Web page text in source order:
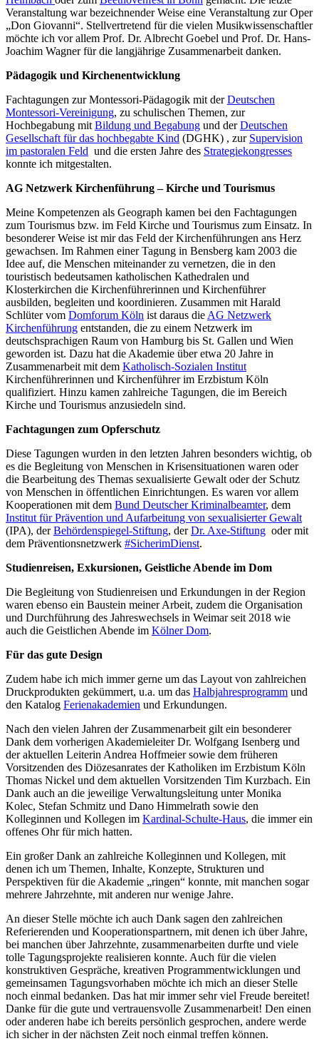
Veranstaltung war bezeichnender Weise eine Veranstaltung zur Oper
„Don Giovanni“. Stellvertretend für die vielen Musikwissenschaftler
möchte ich vor allem Prof. Dr. Albrecht Goebel und Prof. Dr. Hans-
Joachim Wagner für die langjährige Zusammenarbeit danken.
Pädagogik und Kirchenentwicklung
Fachtagungen zur Montessori-Pädagogik mit derDeutschen
Montessori-Vereinigung, zu schulischen Themen, zur
Hochbegabung mitBildung und Begabung und derDeutschen
Gesellschaft für das hochbegabte Kind (DGHK) , zur Supervision
im pastoralen Feld und die ersten Jahre des Strategiekongresses
konnte ich mitgestalten.
AG Netzwerk Kirchenführung – Kirche und Tourismus
Meine Kompetenzen als Geograph kamen bei den Fachtagungen
zum Tourismus bzw. im Feld Kirche und Tourismus zum Einsatz. In
besonderer Weise ist mir das Feld der Kirchenführungen ans Herz
gewachsen. Im Rahmen einer Tagung in Bensberg kam 2003 die
Idee auf, die Menschen miteinander zu vernetzen, die in den
touristisch bedeutsamen katholischen Kathedralen und
Klosterkirchen die Kirchenführerinnen und Kirchenführer
ausbilden, begleiten und koordinieren. Zusammen mit Harald
Schlüter vom Domforum Köln ist daraus dieAG Netzwerk
Kirchenführung entstanden, die zu einem Netzwerk im
deutschsprachigen Raum von Hamburg bis St. Gallen und Wien
geworden ist. Dazu hat die Akademie über etwa 20 Jahre in
Zusammenarbeit mit dem Katholisch-Sozialen Institut
Kirchenführerinnen und Kirchenführer im Erzbistum Köln
qualifiziert. Hinzu kamen zahlreiche Tagungen, die im Bereich
Kirche und Tourismus anzusiedeln sind.
Fachtagungen zum Opferschutz
Diese Tagungen wurden in den letzten Jahren besonders wichtig, ob
es die Begleitung von Menschen in Krisensituationen waren oder
die Bearbeitung des Themas sexualisierte Gewalt oder der Schutz
von Menschen in öffentlichen Einrichtungen. Es waren vor allem
Kooperationen mit dem Bund Deutscher Kriminalbeamter, dem
Institut für Prävention und Aufarbeitung von sexualisierter Gewalt
(IPA), derBehördenspiegel-Stiftung, derDr. Axe-Stiftung oder mit
dem Präventionsnetzwerk #SicherimDienst.
Studienreisen, Exkursionen, Geistliche Abende im Dom
Die Begleitung von Studienreisen und Erkundungen in der Region
waren ebenso ein Baustein meiner Arbeit, zudem die Organisation
und Durchführung des Jahreswechsels in Weimar seit 2018 wie
auch die Geistlichen Abende im Kölner Dom.
Für das gute Design
Zudem habe ich mich immer gerne um das Layout von zahlreichen
Druckprodukten gekümmert, u.a. um das Halbjahresprogramm und
den Katalog Ferienakademien und Erkundungen.
Nach den vielen Jahren der Zusammenarbeit gilt ein besonderer
Dank dem vorherigen Akademieleiter Dr. Wolfgang Isenberg und
der aktuellen Leiterin Andrea Hoffmeier sowie dem früheren
Vorsitzenden des Diözesanrates der Katholiken im Erzbistum Köln
Thomas Nickel und dem aktuellen Vorsitzenden Tim Kurzbach. Ein
Dank auch an die jeweilige Verwaltungsleitung unter Monika
Kolec, Stefan Schmitz und Dano Himmelrath sowie den
Kolleginnen und Kollegen im Kardinal-Schulte-Haus, die immer ein
offenes Ohr für mich hatten.
Ein großer Dank an zahlreiche Kolleginnen und Kollegen, mit
denen ich um Themen, Inhalte, Konzepte, Strukturen und
Perspektiven für die Akademie „ringen“ konnte, mit manchen sogar
mehrere Jahrzehnte, mit anderen nur wenige Jahre.
An dieser Stelle möchte ich auch Dank sagen den zahlreichen
Referierenden und Kooperationspartnern, mit denen ich über Jahre,
bei manchen über Jahrzehnte, zusammenarbeiten durfte und viele
tolle Tagungsprojekte realisieren konnte. Auch für die vielen
konstruktiven Gespräche, kreativen Programmentwicklungen und
gemeinsamen Tagungsvorhaben möchte ich mich an dieser Stelle
noch einmal bedanken. Das hat mir immer sehr viel Freude bereitet!
Danke für die gute und vertrauensvolle Zusammenarbeit! Den einen
oder anderen habe ich bereits persönlich gesprochen, andere werde
ich sicher in der nächsten Zeit noch einmal treffen können.